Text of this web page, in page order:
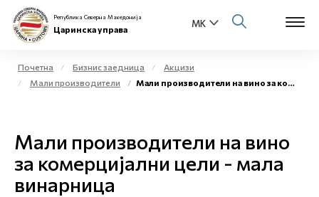
Физички лица
Бизнис заедница
Република Северна Македонија
Царинска управа
Почетна Бизнис заедница
Акцизи
Мали производители
Мали производители на вино за комерцијални цели - мала винарница
Мали производители на вино
за комерцијални цели - мала
винарница